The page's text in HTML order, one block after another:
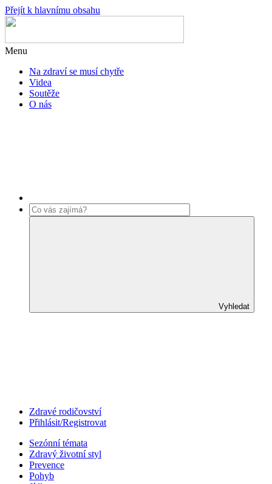
Přejít k hlavnímu obsahu
Menu
Na zdraví se musí chytře
Videa
Soutěže
O nás
Vyhledat
Zdravé rodičovství
Přihlásit/Registrovat
Sezónní témata
Zdravý životní styl
Prevence
Pohyb